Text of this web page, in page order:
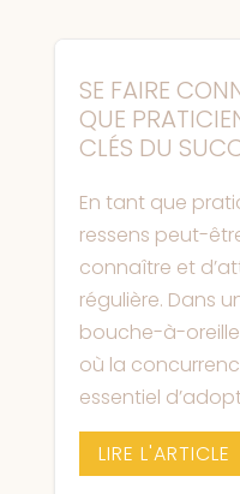
SE FAIRE
QUE
CLÉS DU
En tant que
ressens peut-
connaître et
régulière. Dans
bouche-à-
où la
essentiel
LIRE L'ARTICLE